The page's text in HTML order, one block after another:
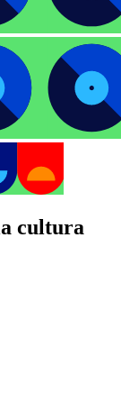
cultura